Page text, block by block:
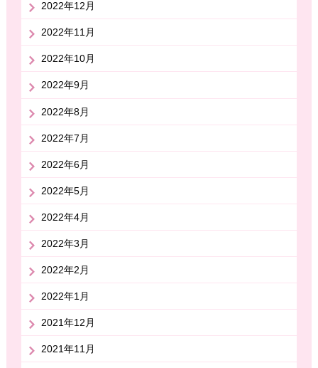
2022年12月
2022年11月
2022年10月
2022年9月
2022年8月
2022年7月
2022年6月
2022年5月
2022年4月
2022年3月
2022年2月
2022年1月
2021年12月
2021年11月